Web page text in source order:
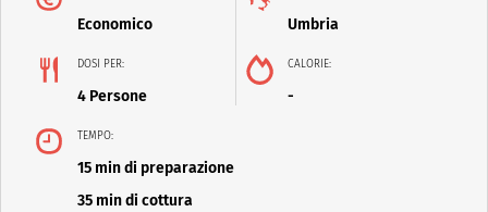
Economico Umbria
DOSI PER:
4 Persone
CALORIE:
-
TEMPO:
15 min di preparazione
35 min di cottura